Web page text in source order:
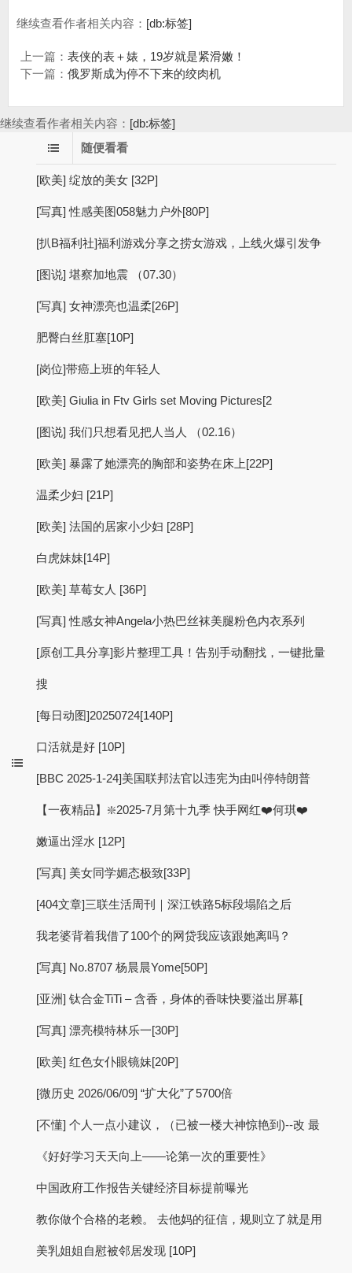
继续查看作者相关内容： [db:标签]
上一篇： 表侠的表＋婊，19岁就是紧滑嫩！
下一篇： 俄罗斯成为停不下来的绞肉机
继续查看作者相关内容： [db:标签]
随便看看
[欧美] 绽放的美女 [32P]
[写真] 性感美图058魅力户外[80P]
[扒B福利社]福利游戏分享之捞女游戏，上线火爆引发争
[图说] 堪察加地震 （07.30）
[写真] 女神漂亮也温柔[26P]
肥臀白丝肛塞[10P]
[岗位]带癌上班的年轻人
[欧美] Giulia in Ftv Girls set Moving Pictures[2
[图说] 我们只想看见把人当人 （02.16）
[欧美] 暴露了她漂亮的胸部和姿势在床上[22P]
温柔少妇 [21P]
[欧美] 法国的居家小少妇 [28P]
白虎妹妹[14P]
[欧美] 草莓女人 [36P]
[写真] 性感女神Angela小热巴丝袜美腿粉色内衣系列
[原创工具分享]影片整理工具！告别手动翻找，一键批量
搜
[每日动图]20250724[140P]
口活就是好 [10P]
[BBC 2025-1-24]美国联邦法官以违宪为由叫停特朗普
【一夜精品】❇️2025-7月第十九季 快手网红❤️何琪❤️
嫩逼出淫水 [12P]
[写真] 美女同学媚态极致[33P]
[404文章]三联生活周刊｜深江铁路5标段塌陷之后
我老婆背着我借了100个的网贷我应该跟她离吗？
[写真] No.8707 杨晨晨Yome[50P]
[亚洲] 钛合金TiTi – 含香，身体的香味快要溢出屏幕[
[写真] 漂亮模特林乐一[30P]
[欧美] 红色女仆眼镜妹[20P]
[微历史 2026/06/09] “扩大化”了5700倍
[不懂] 个人一点小建议，（已被一楼大神惊艳到)--改 最
《好好学习天天向上——论第一次的重要性》
中国政府工作报告关键经济目标提前曝光
教你做个合格的老赖。 去他妈的征信，规则立了就是用
美乳姐姐自慰被邻居发现 [10P]